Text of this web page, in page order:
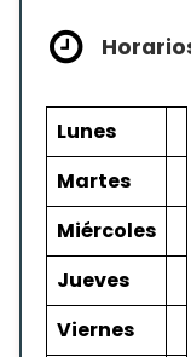
Lunes
Martes
Miércoles
Jueves
Viernes